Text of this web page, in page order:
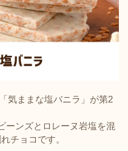
気ままな塩バニラ」が第2
ーンズとロレーヌ岩塩を混
チョコです。